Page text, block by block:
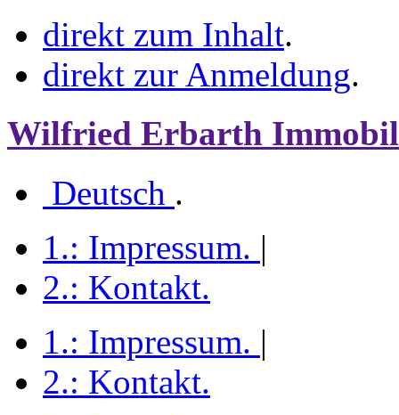
direkt zum Inhalt.
direkt zur Anmeldung.
Wilfried Erbarth
Deutsch .
1.: Impressum. |
2.: Kontakt.
1.: Impressum. |
2.: Kontakt.